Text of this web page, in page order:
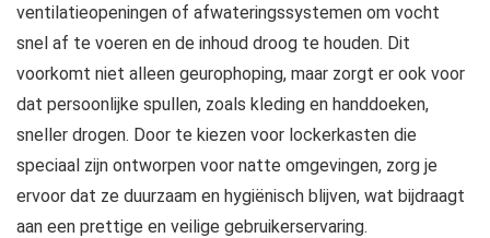
ventilatieopeningen of afwateringssystemen om vocht
snel af te voeren en de inhoud droog te houden. Dit
voorkomt niet alleen geurophoping, maar zorgt er ook voor
dat persoonlijke spullen, zoals kleding en handdoeken,
sneller drogen. Door te kiezen voor lockerkasten die
speciaal zijn ontworpen voor natte omgevingen, zorg je
ervoor dat ze duurzaam en hygiënisch blijven, wat bijdraagt
aan een prettige en veilige gebruikerservaring.